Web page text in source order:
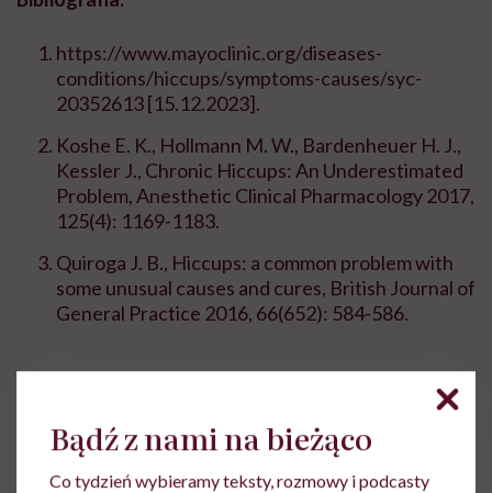
https://www.mayoclinic.org/diseases-
conditions/hiccups/symptoms-causes/syc-
20352613 [15.12.2023].
Koshe E. K., Hollmann M. W., Bardenheuer H. J.,
Kessler J., Chronic Hiccups: An Underestimated
Problem, Anesthetic Clinical Pharmacology 2017,
125(4): 1169-1183.
Quiroga J. B., Hiccups: a common problem with
some unusual causes and cures, British Journal of
General Practice 2016, 66(652): 584-586.
Bądź z nami na bieżąco
Co tydzień wybieramy teksty, rozmowy i podcasty